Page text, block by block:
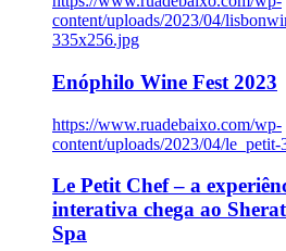
content/uploads/2023/04/
335x256.jpg
Enóphilo Wine Fest 2023
https://www.ruadebaixo.com/wp-
content/uploads/2023/04/
Le Petit Chef – a
interativa chega ao
Spa